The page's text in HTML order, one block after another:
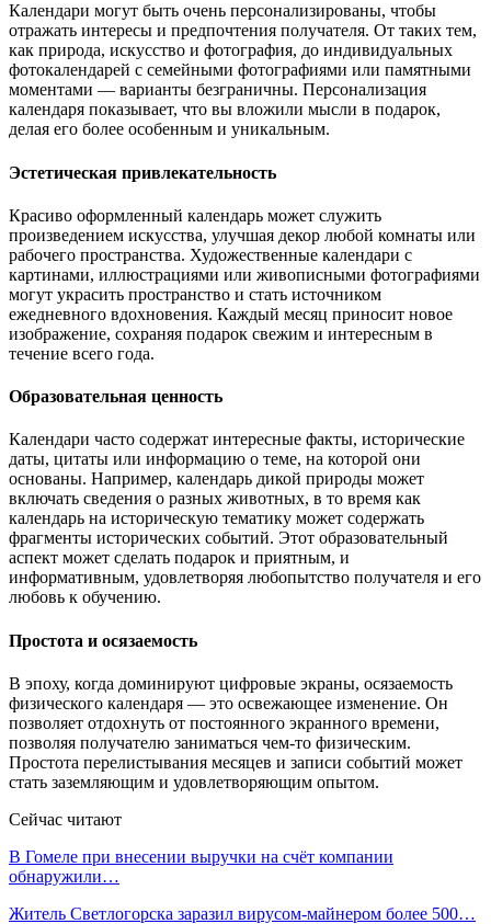
Календари могут быть очень персонализированы, чтобы
отражать интересы и предпочтения получателя. От таких тем,
как природа, искусство и фотография, до индивидуальных
фотокалендарей с семейными фотографиями или памятными
моментами — варианты безграничны. Персонализация
календаря показывает, что вы вложили мысли в подарок,
делая его более особенным и уникальным.
Эстетическая привлекательность
Красиво оформленный календарь может служить
произведением искусства, улучшая декор любой комнаты или
рабочего пространства. Художественные календари с
картинами, иллюстрациями или живописными фотографиями
могут украсить пространство и стать источником
ежедневного вдохновения. Каждый месяц приносит новое
изображение, сохраняя подарок свежим и интересным в
течение всего года.
Образовательная ценность
Календари часто содержат интересные факты, исторические
даты, цитаты или информацию о теме, на которой они
основаны. Например, календарь дикой природы может
включать сведения о разных животных, в то время как
календарь на историческую тематику может содержать
фрагменты исторических событий. Этот образовательный
аспект может сделать подарок и приятным, и
информативным, удовлетворяя любопытство получателя и его
любовь к обучению.
Простота и осязаемость
В эпоху, когда доминируют цифровые экраны, осязаемость
физического календаря — это освежающее изменение. Он
позволяет отдохнуть от постоянного экранного времени,
позволяя получателю заниматься чем-то физическим.
Простота перелистывания месяцев и записи событий может
стать заземляющим и удовлетворяющим опытом.
Сейчас читают
В Гомеле при внесении выручки на счёт компании
обнаружили…
Житель Светлогорска заразил вирусом-майнером более 500…